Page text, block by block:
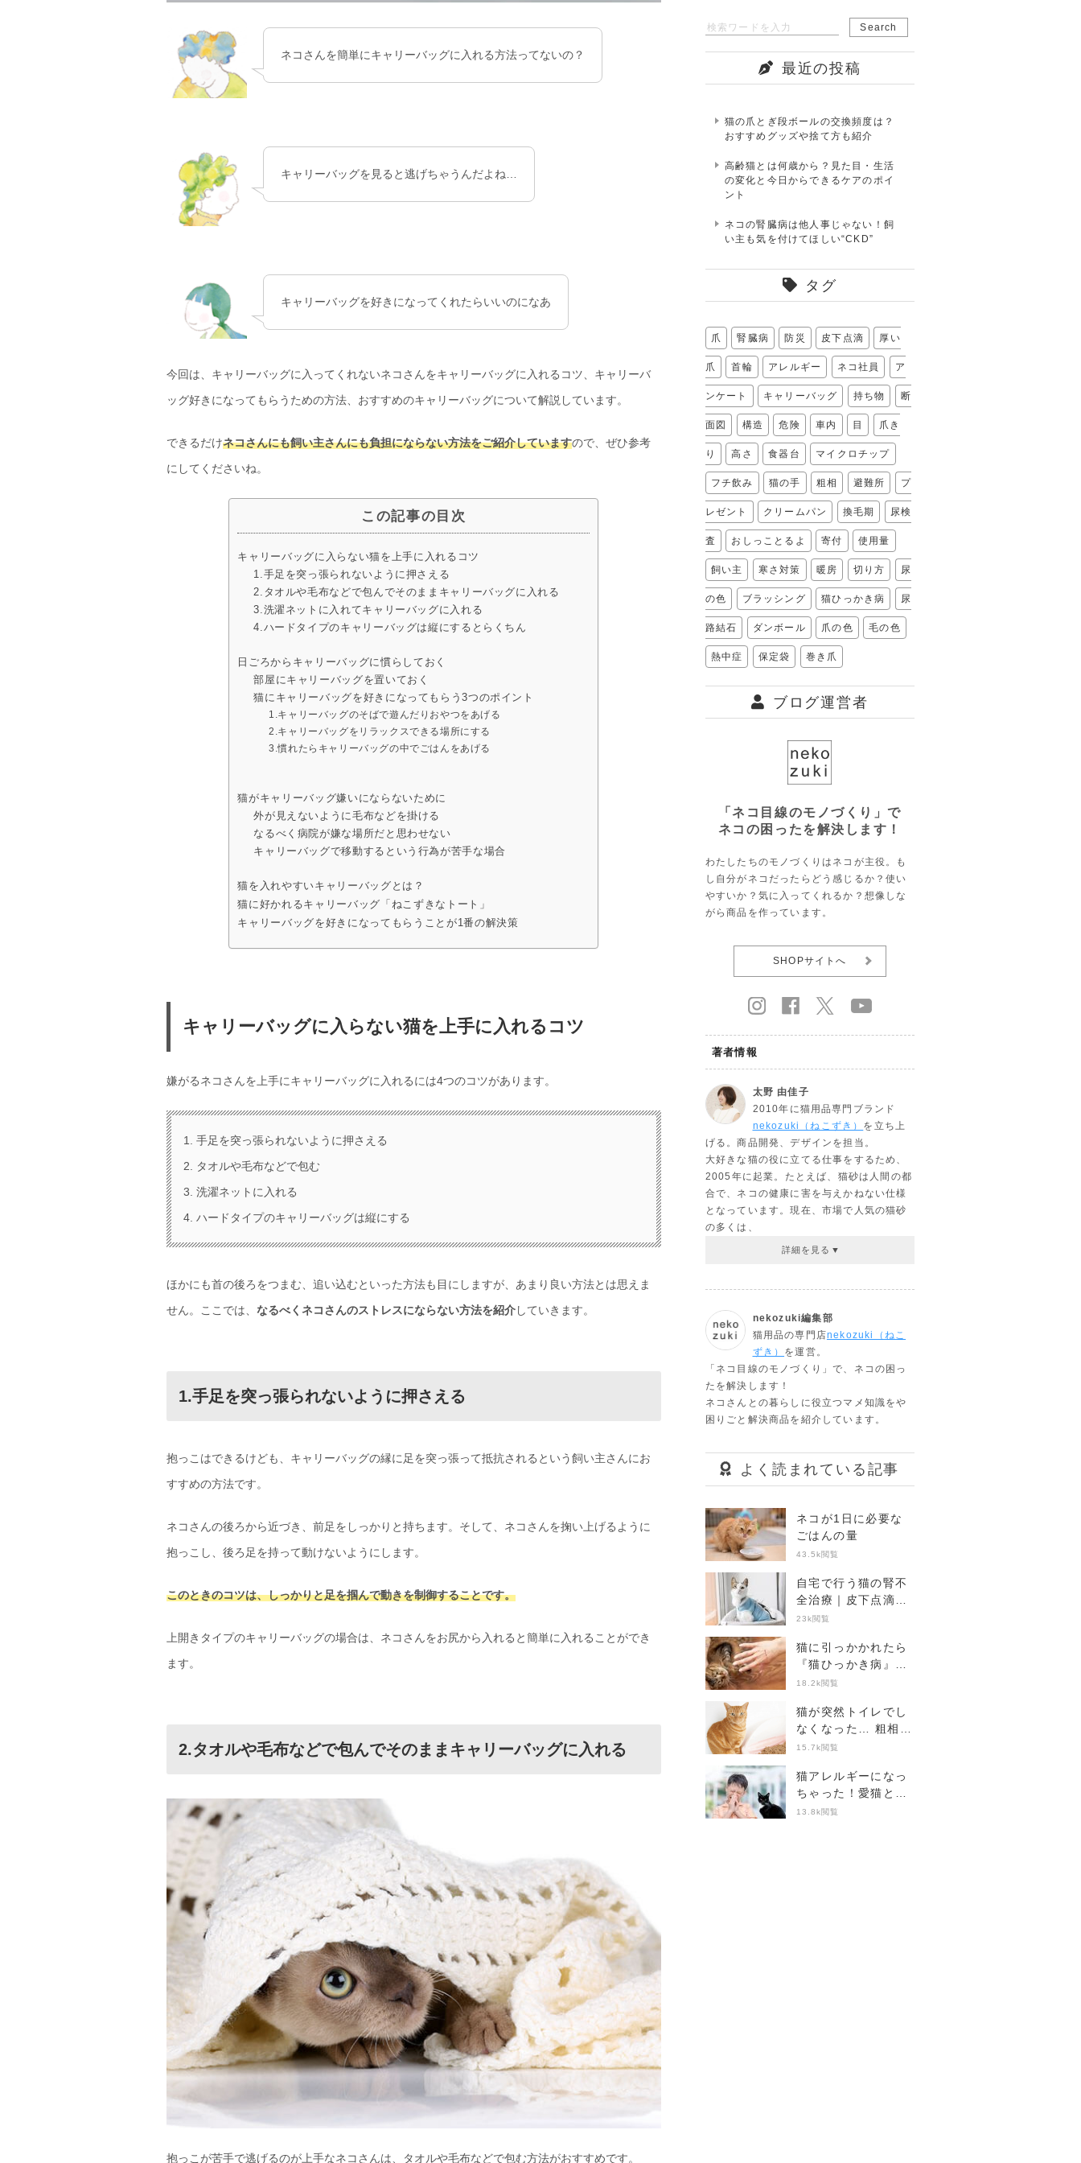
ネコさんを簡単にキャリーバッグに入れる方法ってないの？
キャリーバッグを見ると逃げちゃうんだよね…
キャリーバッグを好きになってくれたらいいのになあ
今回は、キャリーバッグに入ってくれないネコさんをキャリーバッグに入れるコツ、キャリーバ
ッグ好きになってもらうための方法、おすすめのキャリーバッグについて解説しています。
できるだけネコさんにも飼い主さんにも負担にならない方法をご紹介していますので、ぜひ参考
にしてくださいね。
この記事の目次
キャリーバッグに入らない猫を上手に入れるコツ
1.手足を突っ張られないように押さえる
2.タオルや毛布などで包んでそのままキャリーバッグに入れる
3.洗濯ネットに入れてキャリーバッグに入れる
4.ハードタイプのキャリーバッグは縦にするとらくちん
日ごろからキャリーバッグに慣らしておく
部屋にキャリーバッグを置いておく
猫にキャリーバッグを好きになってもらう3つのポイント
1.キャリーバッグのそばで遊んだりおやつをあげる
2.キャリーバッグをリラックスできる場所にする
3.慣れたらキャリーバッグの中でごはんをあげる
猫がキャリーバッグ嫌いにならないために
外が見えないように毛布などを掛ける
なるべく病院が嫌な場所だと思わせない
キャリーバッグで移動するという行為が苦手な場合
猫を入れやすいキャリーバッグとは？
猫に好かれるキャリーバッグ「ねこずきなトート」
キャリーバッグを好きになってもらうことが1番の解決策
キャリーバッグに入らない猫を上手に入れるコツ
嫌がるネコさんを上手にキャリーバッグに入れるには4つのコツがあります。
1. 手足を突っ張られないように押さえる
2. タオルや毛布などで包む
3. 洗濯ネットに入れる
4. ハードタイプのキャリーバッグは縦にする
ほかにも首の後ろをつまむ、追い込むといった方法も目にしますが、あまり良い方法とは思えま
せん。ここでは、 なるべくネコさんのストレスにならない方法を紹介していきます。
1.手足を突っ張られないように押さえる
抱っこはできるけども、キャリーバッグの縁に足を突っ張って抵抗されるという飼い主さんにお
すすめの方法です。
ネコさんの後ろから近づき、前足をしっかりと持ちます。そして、ネコさんを掬い上げるように
抱っこし、後ろ足を持って動けないようにします。
このときのコツは、しっかりと足を掴んで動きを制御することです。
上開きタイプのキャリーバッグの場合は、ネコさんをお尻から入れると簡単に入れることができ
ます。
2.タオルや毛布などで包んでそのままキャリーバッグに入れる
抱っこが苦手で逃げるのが上手なネコさんは、タオルや毛布などで包む方法がおすすめです。
最近の投稿
猫の爪とぎ段ボールの交換頻度は？
おすすめグッズや捨て方も紹介
高齢猫とは何歳から？見た目・生活
の変化と今日からできるケアのポイ
ント
ネコの腎臓病は他人事じゃない！飼
い主も気を付けてほしい“CKD”
タグ
爪 腎臓病 防災 皮下点滴 厚い
爪 首輪 アレルギー ネコ社員 ア
ンケート キャリーバッグ 持ち物 断
面図 構造 危険 車内 目 爪き
り 高さ 食器台 マイクロチップ
フチ飲み 猫の手 粗相 避難所 プ
レゼント クリームパン 換毛期 尿検
査 おしっことるよ 寄付 使用量
飼い主 寒さ対策 暖房 切り方 尿
の色 ブラッシング 猫ひっかき病 尿
路結石 ダンボール 爪の色 毛の色
熱中症 保定袋 巻き爪
ブログ運営者
「ネコ目線のモノづくり」で
ネコの困ったを解決します！
わたしたちのモノづくりはネコが主役。も
し自分がネコだったらどう感じるか？使い
やすいか？気に入ってくれるか？想像しな
がら商品を作っています。
SHOPサイトへ
著者情報
太野 由佳子
2010年に猫用品専門ブランド
nekozuki（ねこずき） を立ち上
げる。商品開発、デザインを担当。
大好きな猫の役に立てる仕事をするため、
2005年に起業。たとえば、猫砂は人間の都
合で、ネコの健康に害を与えかねない仕様
となっています。現在、市場で人気の猫砂
の多くは、
nekozuki編集部
猫用品の専門店nekozuki（ねこ
ずき） を運営。
「ネコ目線のモノづくり」で、ネコの困っ
たを解決します！
ネコさんとの暮らしに役立つマメ知識をや
困りごと解決商品を紹介しています。
よく読まれている記事
ネコが1日に必要な
ごはんの量
43.5k閲覧
自宅で行う猫の腎不
全治療｜皮下点滴の
準備から注意点まで
23k閲覧
猫に引っかかれたら
『猫ひっかき病』に
注意！症状や受診の
18.2k閲覧
猫が突然トイレでし
なくなった… 粗相の
4つの原因と病院に
15.7k閲覧
猫アレルギーになっ
ちゃった！愛猫と暮
らすにはどうしたら
13.8k閲覧